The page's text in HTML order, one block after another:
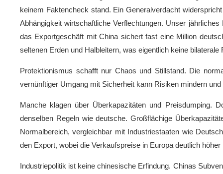
keinem Faktencheck stand. Ein Generalverdacht
Abhängigkeit wirtschaftliche Verflechtungen. Unser
das Exportgeschäft mit China sichert fast eine Million
seltenen Erden und Halbleitern, was eigentlich keine bilaterale
Protektionismus schafft nur Chaos und Stillstand. Die
vernünftiger Umgang mit Sicherheit kann Risiken mindern
Manche klagen über Überkapazitäten und Preisdumping.
denselben Regeln wie deutsche. Großflächige
Normalbereich, vergleichbar mit Industriestaaten wie
den Export, wobei die Verkaufspreise in Europa deutlich
Industriepolitik ist keine chinesische Erfindung. Chinas